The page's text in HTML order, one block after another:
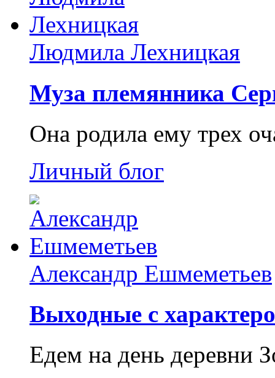
Людмила Лехницкая
Муза племянника
Она родила ему трех
Личный блог
Александр Ешмеметьев
Выходные с
Едем на день деревни